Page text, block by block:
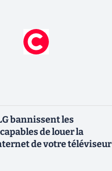
bannissent les
de louer la
de votre téléviseur